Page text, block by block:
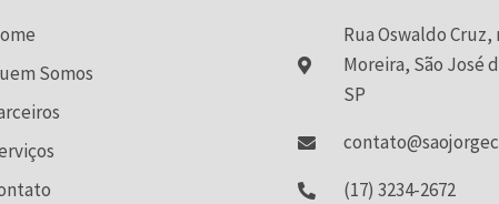
Somos
Rua Oswaldo Cruz,
Moreira, São José
SP
(17) 3234-2672